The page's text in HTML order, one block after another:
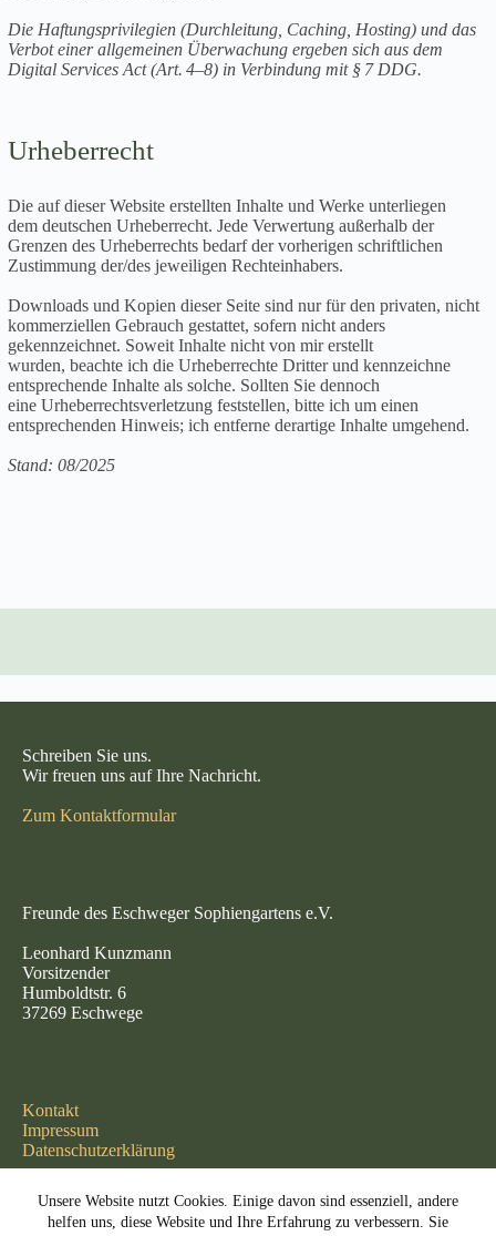
Unsere Website nutzt Cookies. Einige davon sind essenziell, andere
helfen uns, diese Website und Ihre Erfahrung zu verbessern. Sie
Die Haftungsprivilegien (Durchleitung, Caching, Hosting) und das
Verbot einer allgemeinen Überwachung ergeben sich aus dem
Digital Services Act (Art. 4–8) in Verbindung mit § 7 DDG.
Urheberrecht
Die auf dieser Website erstellten Inhalte und Werke unterliegen
dem deutschen Urheberrecht. Jede Verwertung außerhalb der
Grenzen des Urheberrechts bedarf der vorherigen schriftlichen
Zustimmung der/des jeweiligen Rechteinhabers.
Downloads und Kopien dieser Seite sind nur für den privaten, nicht
kommerziellen Gebrauch gestattet, sofern nicht anders
gekennzeichnet. Soweit Inhalte nicht von mir erstellt
wurden, beachte ich die Urheberrechte Dritter und kennzeichne
entsprechende Inhalte als solche. Sollten Sie dennoch
eine Urheberrechtsverletzung feststellen, bitte ich um einen
entsprechenden Hinweis; ich entferne derartige Inhalte umgehend.
Stand: 08/2025
Schreiben Sie uns.
Wir freuen uns auf Ihre Nachricht.
Zum Kontaktformular
Freunde des Eschweger Sophiengartens e.V.
Leonhard Kunzmann
Vorsitzender
Humboldtstr. 6
37269 Eschwege
Kontakt
Impressum
Datenschutzerklärung